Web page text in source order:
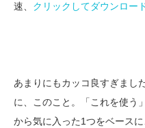
速、 クリックしてダウンロー
あまりにもカッコ良すぎまし
に、このこと。「これを使う
から気に入った1つをベース